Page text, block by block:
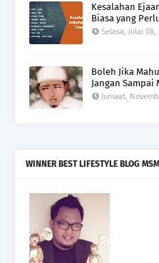
Kesalahan
Biasa yang
Selasa, Julai 08,
Boleh Jika
Jangan Sampai
Jumaat,
WINNER BEST LIFESTYLE BLOG